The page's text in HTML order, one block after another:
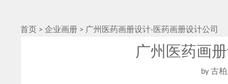
首页 >企业画册 > 广州医药画册设计-医药画册设计公司
广州医药画
by 古